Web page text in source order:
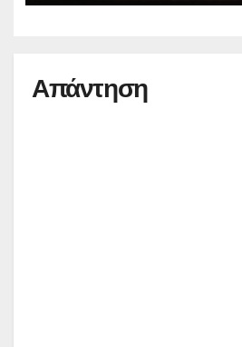
Απάντηση